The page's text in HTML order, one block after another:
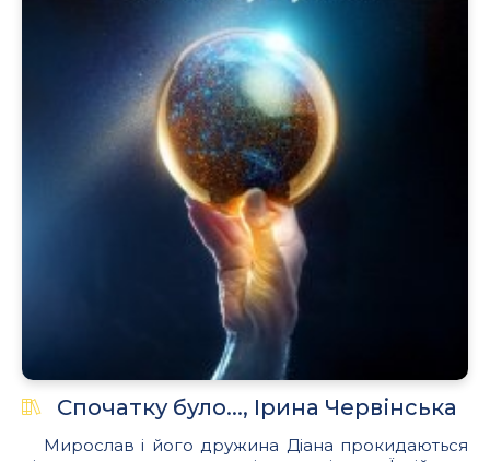
Спочатку було..., Ірина Червінська
Мирослав і його дружина Діана прокидаються